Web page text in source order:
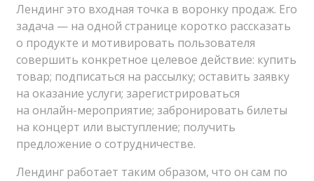
Лендинг это входная точка в воронку продаж. Его
задача — на одной странице коротко рассказать
о продукте и мотивировать пользователя
совершить конкретное целевое действие: купить
товар; подписаться на рассылку; оставить заявку
на оказание услуги; зарегистрироваться
на онлайн-мероприятие; забронировать билеты
на концерт или выступление; получить
предложение о сотрудничестве.
Лендинг работает таким образом, что он сам по